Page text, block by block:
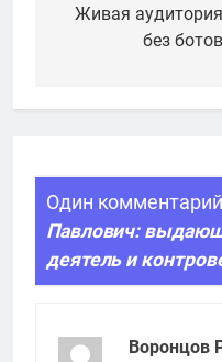
Живая аудитория
без ботов
Один комментарий
Павлович:
деятель и
Воронцов